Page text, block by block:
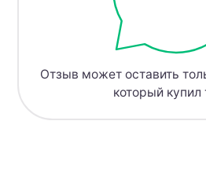
Отзыв может оставить
который купил